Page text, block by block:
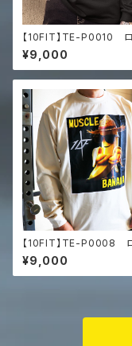
【10FIT】TE-P0010
トレーニング 筋トレ 長
ツ 10FITアートデザイ
emium heavyweight
¥9,000
【10FIT】TE-P0008
トレーニング 筋トレ 長
ツ 10FITアートデザイ
emium heavyweight
¥9,000